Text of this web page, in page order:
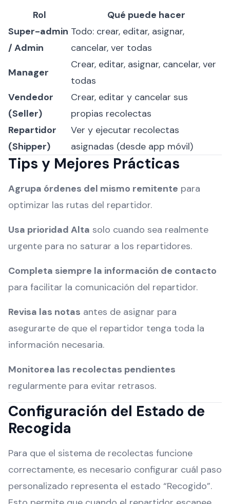
Rol
Qué puede hacer
Super-admin
/ Admin
Todo: crear, editar, asignar,
cancelar, ver todas
Manager
Crear, editar, asignar, cancelar, ver
todas
Vendedor
(Seller)
Crear, editar y cancelar sus
propias recolectas
Repartidor
(Shipper)
Ver y ejecutar recolectas
asignadas (desde app móvil)
Tips y Mejores Prácticas
Agrupa órdenes del mismo remitente para
optimizar las rutas del repartidor.
Usa prioridad Alta solo cuando sea realmente
urgente para no saturar a los repartidores.
Completa siempre la información de contacto
para facilitar la comunicación del repartidor.
Revisa las notas antes de asignar para
asegurarte de que el repartidor tenga toda la
información necesaria.
Monitorea las recolectas pendientes
regularmente para evitar retrasos.
Configuración del Estado de
Recogida
Para que el sistema de recolectas funcione
correctamente, es necesario configurar cuál paso
personalizado representa el estado “Recogido”.